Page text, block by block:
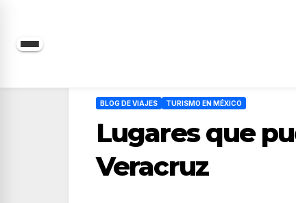
Saltar
BLOG DE VIAJES TURISMO EN MÉXICO
Lugares que
Veracruz